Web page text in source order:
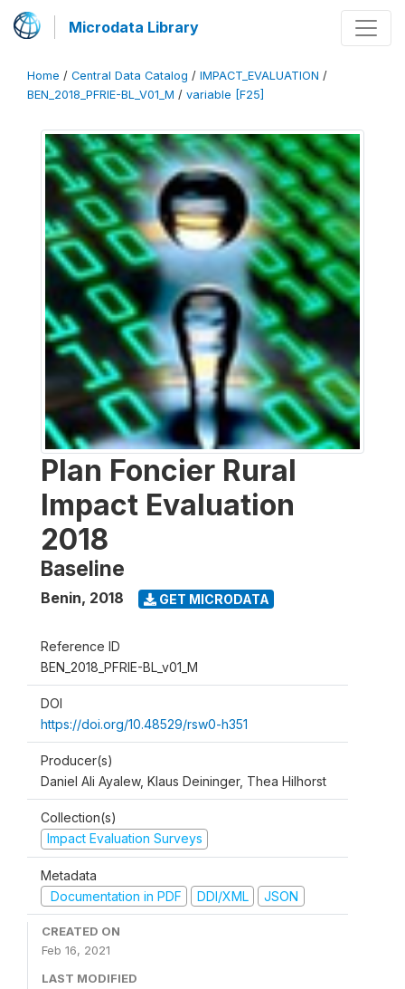
Microdata Library
Home / Central Data Catalog / IMPACT_EVALUATION /
BEN_2018_PFRIE-BL_V01_M / variable [F25]
Plan Foncier Rural
Impact Evaluation
2018
Baseline
Benin, 2018 GET MICRODATA
Reference ID
BEN_2018_PFRIE-BL_v01_M
DOI
https://doi.org/10.48529/rsw0-h351
Producer(s)
Daniel Ali Ayalew, Klaus Deininger, Thea Hilhorst
Collection(s)
Impact Evaluation Surveys
Metadata
Documentation in PDF
DDI/XML JSON
CREATED ON
Feb 16, 2021
LAST MODIFIED